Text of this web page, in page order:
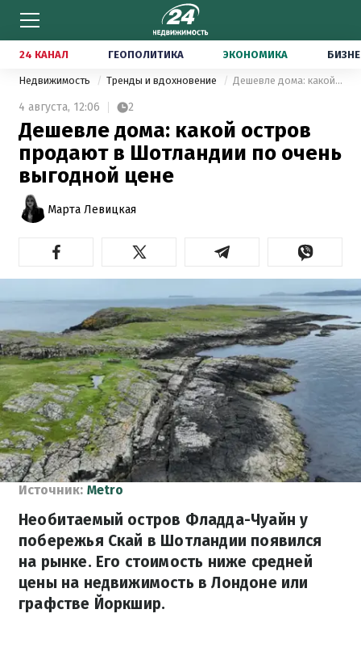
24 КАНАЛ ГЕОПОЛИТИКА ЭКОНОМИКА
Недвижимость Тренды и вдохновение Дешевле дома: какой остров продают в Шотландии по очень выгодной цене
4 августа, 12:06 2
Дешевле дома: какой остров
продают в Шотландии по очень
выгодной цене
Марта Левицкая
Источник: Metro
Необитаемый остров Фладда-Чуайн у
побережья Скай в Шотландии появился
на рынке. Его стоимость ниже средней
цены на недвижимость в Лондоне или
графстве Йоркшир.